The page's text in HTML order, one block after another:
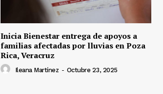
Inicia Bienestar entrega de apoyos a
familias afectadas por lluvias en Poza
Rica, Veracruz
Ileana Martínez - Octubre 23, 2025